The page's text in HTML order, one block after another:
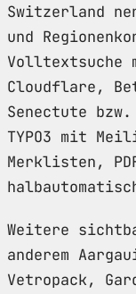
Switzerland
und
Volltextsuche
Cloudflare,
Senectute
TYPO3 mit
Merklisten,
Weitere
anderem
Vetropack,